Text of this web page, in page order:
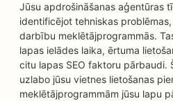
Jūsu apdrošināšanas aģentūras
identificējot tehniskas
darbību meklētājprogrammās.
lapas ielādes laika, ērtuma
citu lapas SEO faktoru pārbaudi.
uzlabo jūsu vietnes lietošanas
meklētājprogrammām jūsu lapu